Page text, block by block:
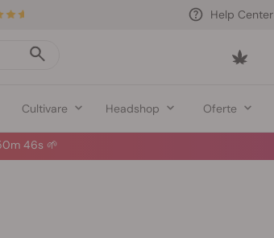
Help Center
Cultivare Headshop Oferte
45s 🌱